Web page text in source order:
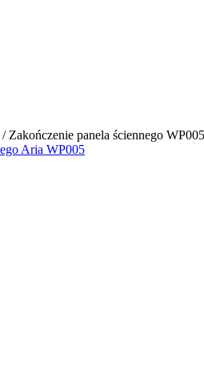
/ Zakończenie panela ściennego